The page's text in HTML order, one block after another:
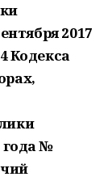
2017
Кодекса
года №